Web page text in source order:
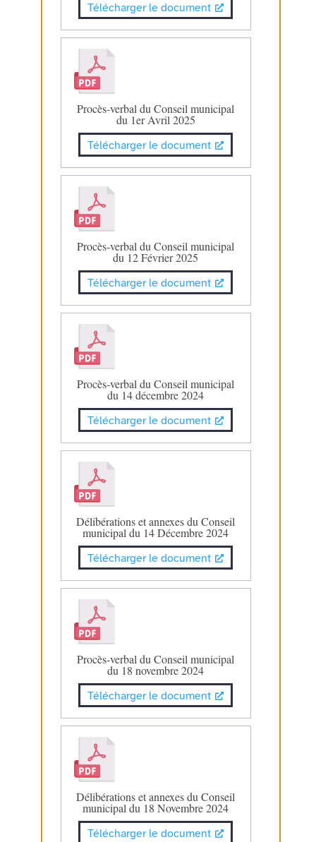
Télécharger le document
Procès-verbal du Conseil municipal
du 1er Avril 2025
Télécharger le document
Procès-verbal du Conseil municipal
du 12 Février 2025
Télécharger le document
Procès-verbal du Conseil municipal
du 14 décembre 2024
Télécharger le document
Délibérations et annexes du Conseil
municipal du 14 Décembre 2024
Télécharger le document
Procès-verbal du Conseil municipal
du 18 novembre 2024
Télécharger le document
Délibérations et annexes du Conseil
municipal du 18 Novembre 2024
Télécharger le document